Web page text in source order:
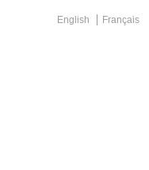
English Français